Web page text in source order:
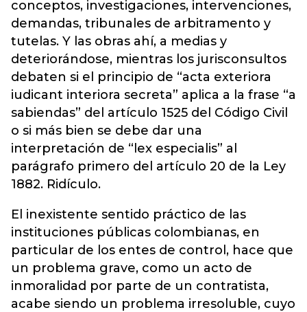
conceptos, investigaciones, intervenciones,
demandas, tribunales de arbitramento y
tutelas. Y las obras ahí, a medias y
deteriorándose, mientras los jurisconsultos
debaten si el principio de “acta exteriora
iudicant interiora secreta” aplica a la frase “a
sabiendas” del artículo 1525 del Código Civil
o si más bien se debe dar una
interpretación de “lex especialis” al
parágrafo primero del artículo 20 de la Ley
1882. Ridículo.
El inexistente sentido práctico de las
instituciones públicas colombianas, en
particular de los entes de control, hace que
un problema grave, como un acto de
inmoralidad por parte de un contratista,
acabe siendo un problema irresoluble, cuyo